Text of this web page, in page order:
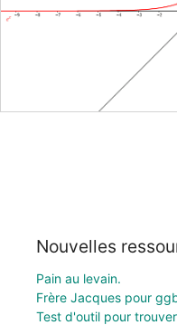
Nouvelles
Pain au levain.
Frère Jacques pour
Test d'outil pour